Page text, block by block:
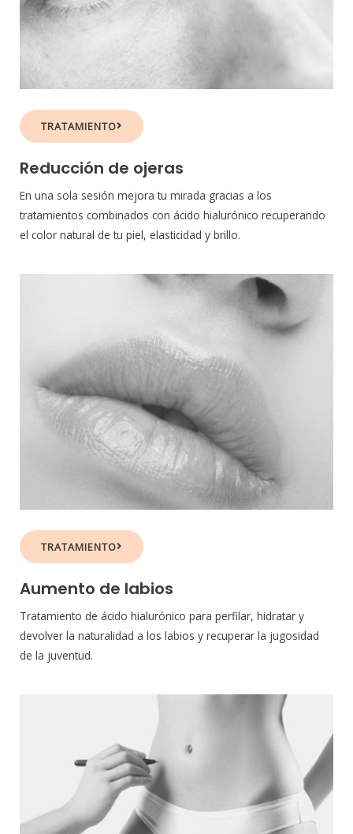
TRATAMIENTO
Reducción de ojeras
En una sola sesión mejora tu mirada gracias a los
tratamientos combinados con ácido hialurónico recuperando
el color natural de tu piel, elasticidad y brillo.
TRATAMIENTO
Aumento de labios
Tratamiento de ácido hialurónico para perfilar, hidratar y
devolver la naturalidad a los labios y recuperar la jugosidad
de la juventud.